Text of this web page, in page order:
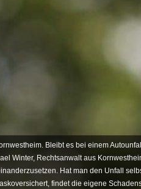
Bleibt es bei einem
Winter, Rechtsanwalt aus
Hat man den Unfall
findet die eigene